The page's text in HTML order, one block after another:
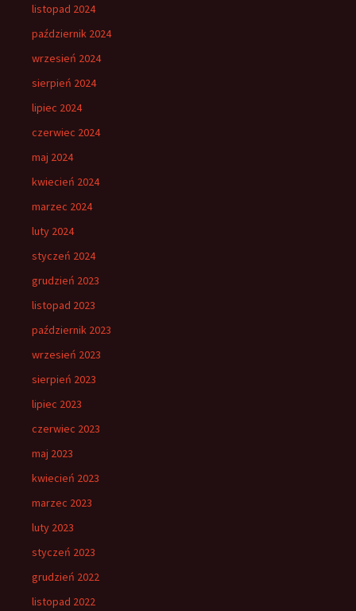
listopad 2024
październik 2024
wrzesień 2024
sierpień 2024
lipiec 2024
czerwiec 2024
maj 2024
kwiecień 2024
marzec 2024
luty 2024
styczeń 2024
grudzień 2023
listopad 2023
październik 2023
wrzesień 2023
sierpień 2023
lipiec 2023
czerwiec 2023
maj 2023
kwiecień 2023
marzec 2023
luty 2023
styczeń 2023
grudzień 2022
listopad 2022